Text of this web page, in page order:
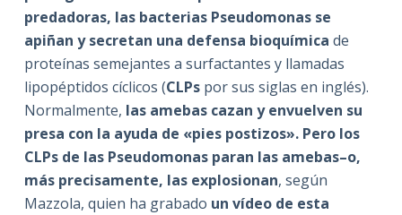
predadoras, las bacterias Pseudomonas se
apiñan y secretan una defensa bioquímica de
proteínas semejantes a surfactantes y llamadas
lipopéptidos cíclicos (CLPspor sus siglas en inglés).
Normalmente, las amebas cazan y envuelven su
presa con la ayuda de «pies postizos». Pero los
CLPs de las Pseudomonas paran las amebas–o,
más precisamente, las explosionan, según
Mazzola, quien ha grabado un vídeo de esta